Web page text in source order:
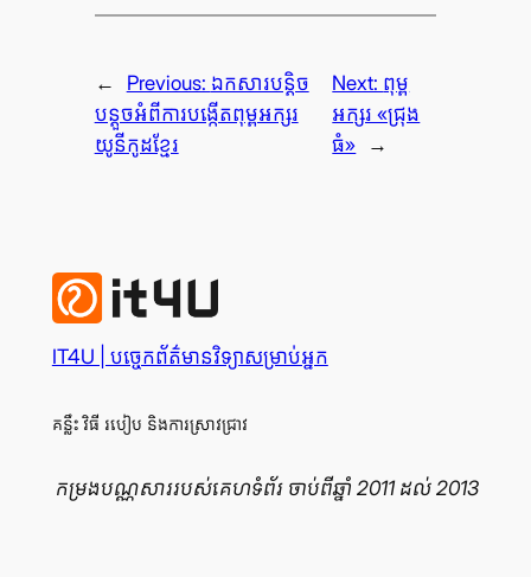
← Previous: ឯកសារ​បន្តិច​
បន្តួច​អំពី​ការ​បង្កើត​ពុម្ព​អក្សរ​
យូនីកូដ​ខ្មែរ
Next: ពុម្ព​
អក្សរ «ជ្រុង​
ធំ»
→
IT4U | បច្ចេក​ព័ត៌មានវិទ្យា​សម្រាប់​អ្នក
គន្លឹះ វិធី របៀប និង​ការ​ស្រាវ​ជ្រាវ
កម្រងបណ្ណសាររបស់គេហទំព័រ ចាប់ពីឆ្នាំ 2011 ដល់ 2013